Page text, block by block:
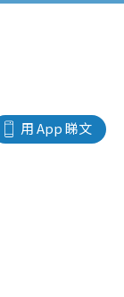
用 App 睇文